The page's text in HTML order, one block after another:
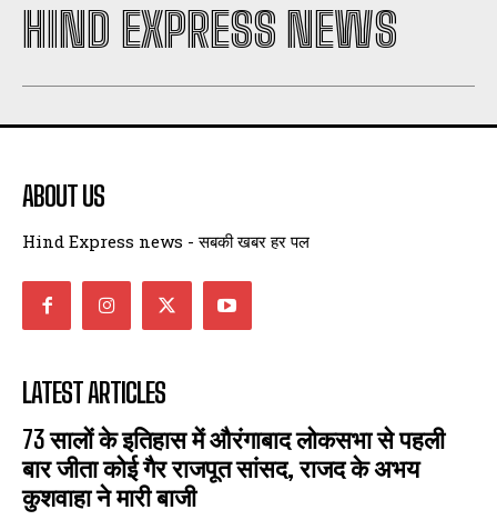
HIND EXPRESS NEWS
ABOUT US
Hind Express news - सबकी खबर हर पल
LATEST ARTICLES
73 सालों के इतिहास में औरंगाबाद लोकसभा से पहली
बार जीता कोई गैर राजपूत सांसद, राजद के अभय
कुशवाहा ने मारी बाजी